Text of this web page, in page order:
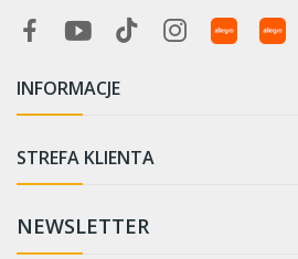
INFORMACJE
STREFA KLIENTA
NEWSLETTER